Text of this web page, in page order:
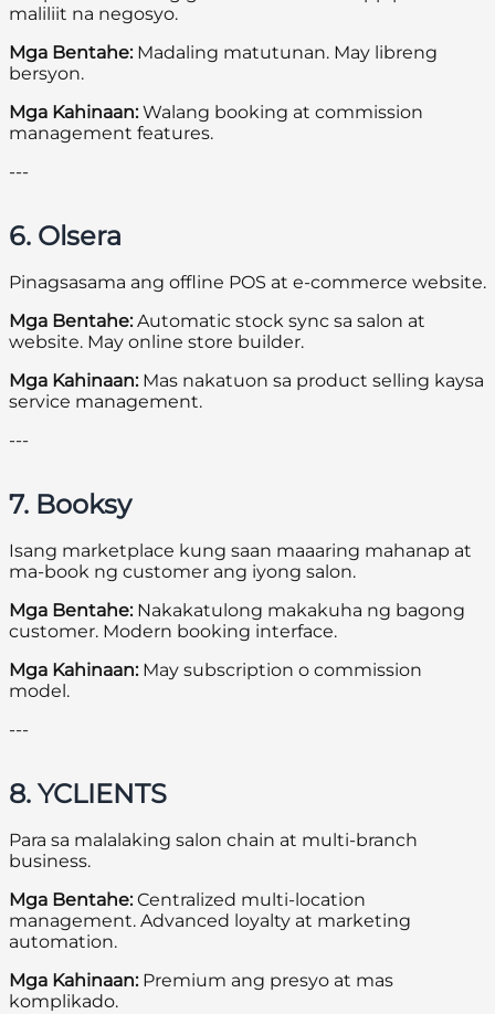
maliliit na negosyo.
Mga Bentahe:Madaling matutunan. May libreng
bersyon.
Mga Kahinaan:Walang booking at commission
management features.
---
6. Olsera
Pinagsasama ang offline POS at e-commerce website.
Mga Bentahe:Automatic stock sync sa salon at
website. May online store builder.
Mga Kahinaan:Mas nakatuon sa product selling kaysa
service management.
---
7. Booksy
Isang marketplace kung saan maaaring mahanap at
ma-book ng customer ang iyong salon.
Mga Bentahe:Nakakatulong makakuha ng bagong
customer. Modern booking interface.
Mga Kahinaan:May subscription o commission
model.
---
8. YCLIENTS
Para sa malalaking salon chain at multi-branch
business.
Mga Bentahe:Centralized multi-location
management. Advanced loyalty at marketing
automation.
Mga Kahinaan:Premium ang presyo at mas
komplikado.